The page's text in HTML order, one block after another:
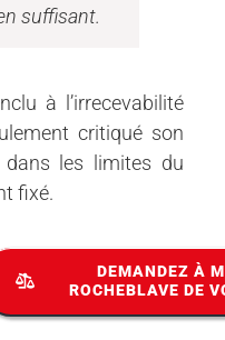
suffisant.
à l’irrecevabilité
critiqué son
les limites du
fixé.
DEMANDEZ À
ROCHEBLAVE DE